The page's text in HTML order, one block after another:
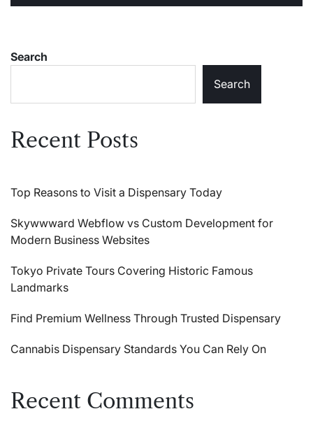
Search
Search
Recent Posts
Top Reasons to Visit a Dispensary Today
Skywwward Webflow vs Custom Development for
Modern Business Websites
Tokyo Private Tours Covering Historic Famous
Landmarks
Find Premium Wellness Through Trusted Dispensary
Cannabis Dispensary Standards You Can Rely On
Recent Comments